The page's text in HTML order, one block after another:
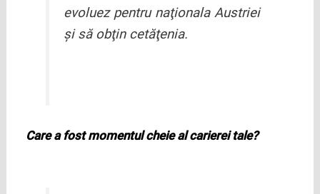
evoluez pentru naţionala Austriei
şi să obţin cetăţenia.
Care a fost momentul cheie al carierei tale?